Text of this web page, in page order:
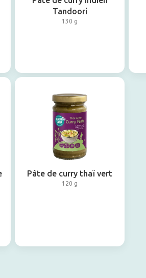
Tandoori
130 g
Pâte de curry thaï vert
120 g